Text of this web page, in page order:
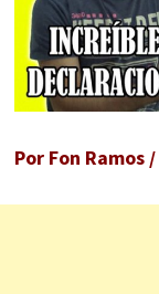
Por Fon Ramos /